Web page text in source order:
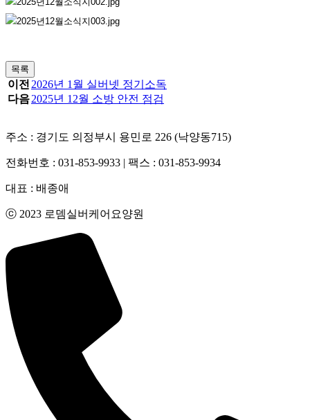
목록
이전 2026년 1월 실버넷 정기소독
다음 2025년 12월 소방 안전 점검
주소 : 경기도 의정부시 용민로 226 (낙양동715)
전화번호 : 031-853-9933 | 팩스 : 031-853-9934
대표 : 배종애
ⓒ 2023 로뎀실버케어요양원